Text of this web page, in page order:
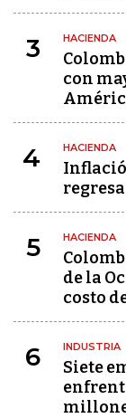
3 HACIENDA
con
4 HACIENDA
5 HACIENDA
de la
costo
6 INDUSTRIA
Siete